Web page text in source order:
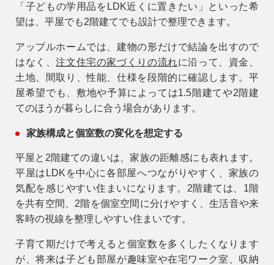
「子どもの学用品をLDK近くに置きたい」といった希
望は、平屋でも2階建てでも設計で整理できます。
アップルホームでは、建物の形だけで結論を出すので
はなく、注文住宅の家づくりの流れに沿って、資金、
土地、間取り、性能、仕様を段階的に確認します。平
屋希望でも、敷地や予算によっては1.5階建てや2階建
てのほうが暮らしに合う場合があります。
家族構成と個室数の変化を想定する
平屋と2階建ての違いは、家族の距離感にも表れます。
平屋はLDKを中心に各部屋へつながりやすく、家族の
気配を感じやすい住まいになります。2階建ては、1階
を共有空間、2階を個室空間に分けやすく、生活音や来
客時の視線を整理しやすい住まいです。
子育て期だけで考えると個室数を多くしたくなります
が、将来は子ども部屋が趣味室や在宅ワーク室、収納